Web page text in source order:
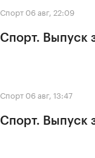
Спорт 06 авг, 22:09
Спорт. Выпуск
Спорт 06 авг, 13:47
Спорт. Выпуск